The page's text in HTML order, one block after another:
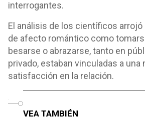
interrogantes.
El análisis de los científicos
de afecto romántico como
besarse o abrazarse, tanto en
privado, estaban vinculadas a una
satisfacción en la relación.
VEA TAMBIÉN